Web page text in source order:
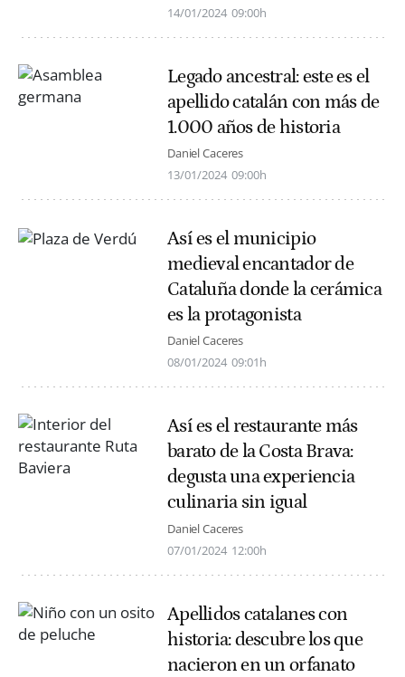
14/01/2024 09:00h
Legado ancestral: este es el
apellido catalán con más de
1.000 años de historia
Daniel Caceres
13/01/2024 09:00h
Así es el municipio
medieval encantador de
Cataluña donde la cerámica
es la protagonista
Daniel Caceres
08/01/2024 09:01h
Así es el restaurante más
barato de la Costa Brava:
degusta una experiencia
culinaria sin igual
Daniel Caceres
07/01/2024 12:00h
Apellidos catalanes con
historia: descubre los que
nacieron en un orfanato